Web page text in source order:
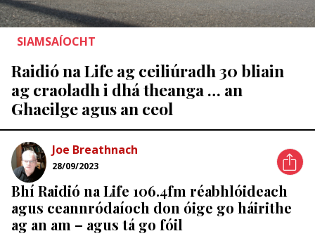
SIAMSAÍOCHT
Raidió na Life ag ceiliúradh 30 bliain
ag craoladh i dhá theanga … an
Ghaeilge agus an ceol
Joe Breathnach
28/09/2023
Bhí Raidió na Life 106.4fm réabhlóideach
agus ceannródaíoch don óige go háirithe
ag an am – agus tá go fóil